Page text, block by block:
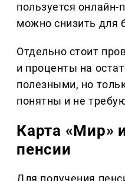
пользуется
можно снизить для
Отдельно стоит
и проценты на
полезными, но
понятны и не
Карта «Мир»
пенсии